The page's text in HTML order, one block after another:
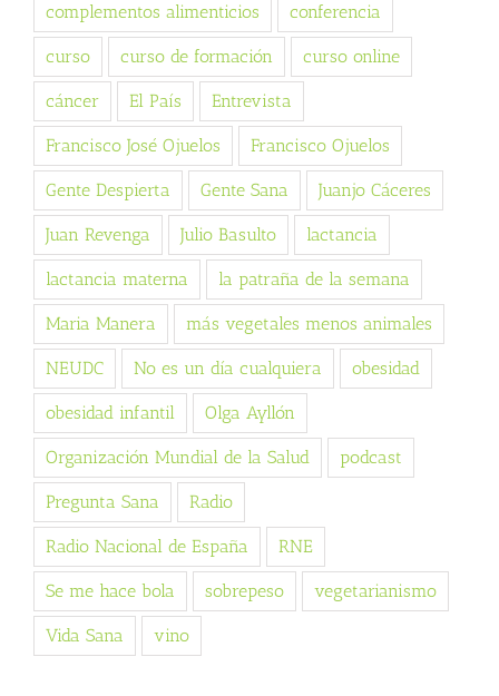
complementos alimenticios conferencia
curso curso de formación curso online
cáncer El País Entrevista
Francisco José Ojuelos Francisco Ojuelos
Gente Despierta Gente Sana Juanjo Cáceres
Juan Revenga Julio Basulto lactancia
lactancia materna la patraña de la semana
Maria Manera más vegetales menos animales
NEUDC No es un día cualquiera obesidad
obesidad infantil Olga Ayllón
Organización Mundial de la Salud podcast
Pregunta Sana Radio
Radio Nacional de España RNE
Se me hace bola sobrepeso vegetarianismo
Vida Sana vino